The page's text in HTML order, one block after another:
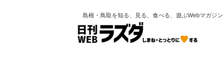
島根・鳥取を知る、見る、食べる、遊ぶWebマガジン